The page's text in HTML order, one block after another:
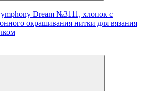
Dream №3111, хлопок с
окрашивания нитки для вязания